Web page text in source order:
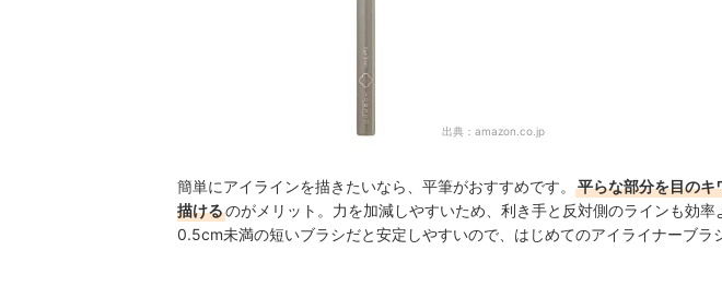
出典： amazon.co.jp
簡単にアイラインを描きたいなら、平筆がおすすめです。
平らな部分を目のキ
描けるのがメリット。力を加減しやすいため、利き手と反対側のラインも効
0.5cm未満の短いブラシだと安定しやすいので、 はじめてのアイライナーブラ